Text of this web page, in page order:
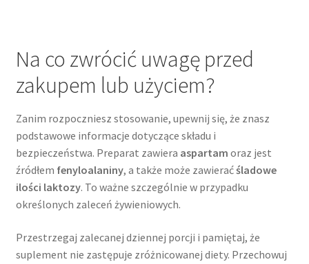
Na co zwrócić uwagę przed
zakupem lub użyciem?
Zanim rozpoczniesz stosowanie, upewnij się, że znasz
podstawowe informacje dotyczące składu i
bezpieczeństwa. Preparat zawiera aspartam oraz jest
źródłem fenyloalaniny, a także może zawieraćśladowe
ilości laktozy. To ważne szczególnie w przypadku
określonych zaleceń żywieniowych.
Przestrzegaj zalecanej dziennej porcji i pamiętaj, że
suplement nie zastępuje zróżnicowanej diety. Przechowuj